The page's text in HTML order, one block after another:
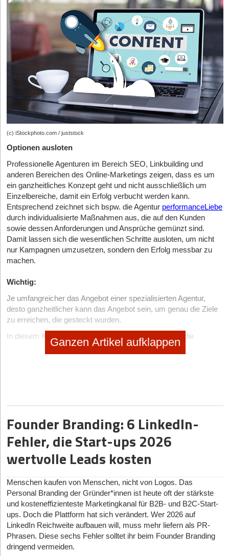
(c) iStockphoto.com / juststock
Optionen ausloten
Professionelle Agenturen im Bereich SEO, Linkbuilding und
anderen Bereichen des Online-Marketings zeigen, dass es um
ein ganzheitliches Konzept geht und nicht ausschließlich um
Einzelbereiche, damit ein Erfolg verbucht werden kann.
Entsprechend zeichnet sich bspw. die Agentur performanceLiebe
durch individualisierte Maßnahmen aus, die auf den Kunden
sowie dessen Anforderungen und Ansprüche gemünzt sind.
Damit lassen sich die wesentlichen Schritte ausloten, um nicht
nur Kampagnen umzusetzen, sondern den Erfolg messbar zu
machen.
Wichtig:
Je umfangreicher das Angebot einer spezialisierten Agentur,
desto ganzheitlicher kann das Angebot sein, um genau die Ziele
zu erreichen, die gesteckt wurden.
In diesem Kontext ist speziell darauf zu achten, dass die
gewählte Agentur Maßnahmen ermöglicht, die auf dem neusten
sondern ebenfalls Auskünfte zur Aus- und Weiterbildung der
Mitarbeiter einzuholen. Nur so lässt sich abwägen, ob die
Agentur den an sie gestellten Aufgaben gerecht werden kann.
Inhalte von der performanten Online-Marketing-Agentur
Neben der Planung von Kampagnen sowie deren Überwachung
kann die richtige Agentur ebenfalls für gezielte Inhalte sorgen
oder über das Kaufen von Backlinks eine verbesserte
Sichtbarkeit sicherstellen. Hierbei ist es wichtig, ein
Unternehmen zu engagieren, das themenrelevanten sowie
hochwertigen Content erstellt. Eine Möglichkeit, die gewünschte
Qualität sicherzustellen, ist nachzufragen, woher die Inhalte
Ganzen Artikel aufklappen
Founder Branding: 6 LinkedIn-
Fehler, die Start-ups 2026
wertvolle Leads kosten
Menschen kaufen von Menschen, nicht von Logos. Das
Personal Branding der Gründer*innen ist heute oft der stärkste
und kosteneffizienteste Marketingkanal für B2B- und B2C-Start-
ups. Doch die Plattform hat sich verändert. Wer 2026 auf
LinkedIn Reichweite aufbauen will, muss mehr liefern als PR-
Phrasen. Diese sechs Fehler solltet ihr beim Founder Branding
dringend vermeiden.